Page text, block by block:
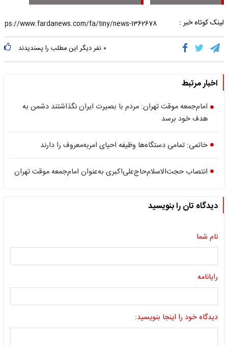
لینک کوتاه خبر :
۰ نفر دیگر این مطلب را پسندیدند
اخبار مرتبط
امام‌جمعه موقت تهران: مردم با بصیرت ایران نگذاشتند دشمن به
هدف خود برسد
خاتمی: تمامی دستگاه‌ها وظیفه احیای امربه‌معروف را دارند
انتصاب حجت‌الاسلام‌حاج‌علی‌اکبری به‌عنوان امام‌جمعه موقت تهران
دیدگاه تان را بنویسید
نام شما
رایانامه
دیدگاه خود را اینجا بنویسید: